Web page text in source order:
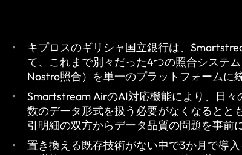
キプロスのギリシャ国立銀行は、
て、これまで別々だった4つの照合システム
Nostro照合）を単一のプラットフォームに
Smartstream AirのAI対応機能により、日
数のデータ形式を扱う必要がなくなるとと
引明細の双方からデータ品質の問題を事前
置き換える既存技術がない中で3か月で導